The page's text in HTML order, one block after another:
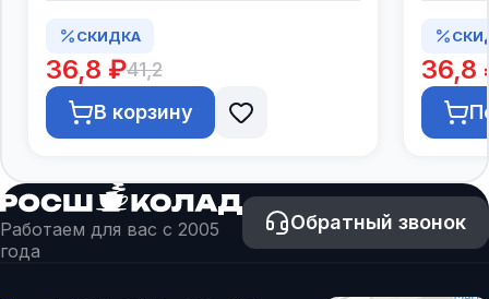
СКИДКА
36,8 ₽41,2
В корзину
36,8
Работаем для вас с 2005
года
Обратный звонок